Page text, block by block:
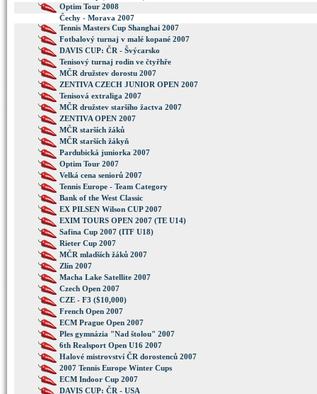
Optim Tour 2008
Čechy - Morava 2007
Tennis Masters Cup Shanghai 2007
Fotbalový turnaj v malé kopané 2007
DAVIS CUP: ČR - Švýcarsko
Tenisový turnaj rodin ve čtyřhře
MČR družstev dorostu 2007
ZENTIVA CZECH JUNIOR OPEN 2007
Tenisová extraliga 2007
MČR družstev staršího žactva 2007
ZENTIVA OPEN 2007
MČR starších žáků
MČR starších žákyň
Pardubická juniorka 2007
Optim Tour 2007
Velká cena seniorů 2007
Tennis Europe - Team Category
Bank of the West Classic
EX PILSEN Wilson CUP 2007
EXIM TOURS OPEN 2007 (TE U14)
Safina Cup 2007 (ITF U18)
Rieter Cup 2007
MČR mladších žáků 2007
Zlín 2007
Macha Lake Satellite 2007
Czech Open 2007
CZE - F3 ($10,000)
French Open 2007
ECM Prague Open 2007
Ples gymnázia "Nad štolou" 2007
6th Realsport Open U16 2007
Halové mistrovství ČR dorostenců 2007
2007 Tennis Europe Winter Cups
ECM Indoor Cup 2007
DAVIS CUP: ČR - USA